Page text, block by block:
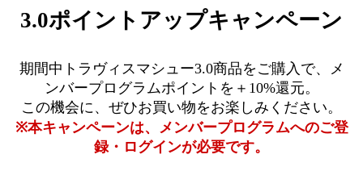
3.0ポイントアップキャンペーン
期間中トラヴィスマシュー3.0商品をご購入で、メ
ンバープログラムポイントを＋10%還元。
​​この機会に、ぜひお買い物をお楽しみください。
※本キャンペーンは、メンバープログラムへのご登
録・ログインが必要です。​